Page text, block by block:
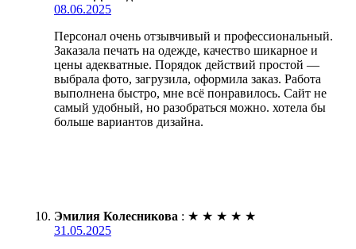
08.06.2025
Персонал очень отзывчивый и профессиональный.
Заказала печать на одежде, качество шикарное и
цены адекватные. Порядок действий простой —
выбрала фото, загрузила, оформила заказ. Работа
выполнена быстро, мне всё понравилось. Сайт не
самый удобный, но разобраться можно. хотела бы
больше вариантов дизайна.
Эмилия Колесникова : ★ ★ ★ ★ ★
31.05.2025